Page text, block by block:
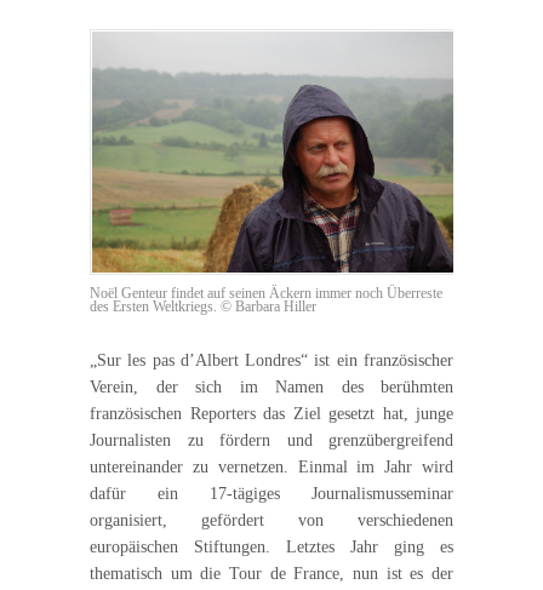
Noël Genteur findet auf seinen Äckern immer noch Überreste
des Ersten Weltkriegs. © Barbara Hiller
„Sur les pas d’Albert Londres“ ist ein französischer
Verein, der sich im Namen des berühmten
französischen Reporters das Ziel gesetzt hat, junge
Journalisten zu fördern und grenzübergreifend
untereinander zu vernetzen. Einmal im Jahr wird
dafür ein 17-tägiges Journalismusseminar
organisiert, gefördert von verschiedenen
europäischen Stiftungen. Letztes Jahr ging es
thematisch um die Tour de France, nun ist es der